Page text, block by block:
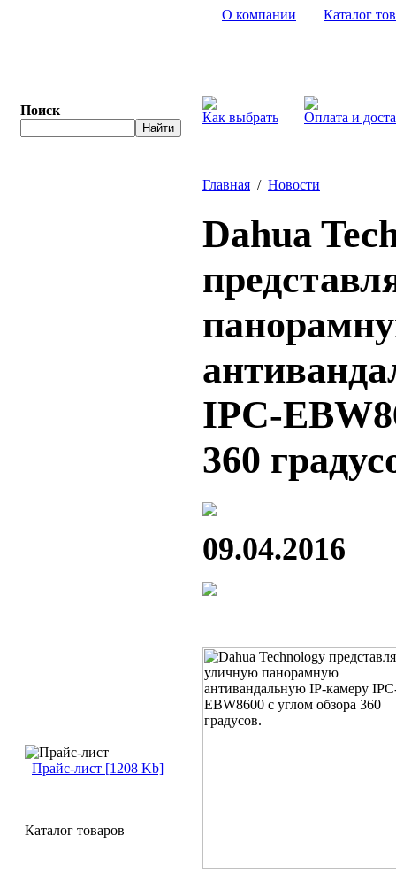
Поиск
О компании | Каталог
Как выбрать Оплата и
Прайс-лист [1208 Kb]
Каталог товаров
Главная / Новости
Dahua
IPC-
360
09.04.2016